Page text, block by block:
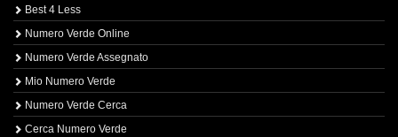
Best 4 Less
Numero Verde Online
Numero Verde Assegnato
Mio Numero Verde
Numero Verde Cerca
Cerca Numero Verde